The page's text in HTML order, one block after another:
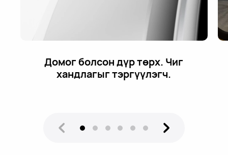
21 хоног хүртэл батарей
ашиглалтын хугацаа.1